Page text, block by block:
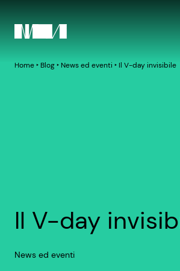
Home‣ Blog‣ News ed eventi ‣ Il V-day invisibile
Il V-day
News ed eventi